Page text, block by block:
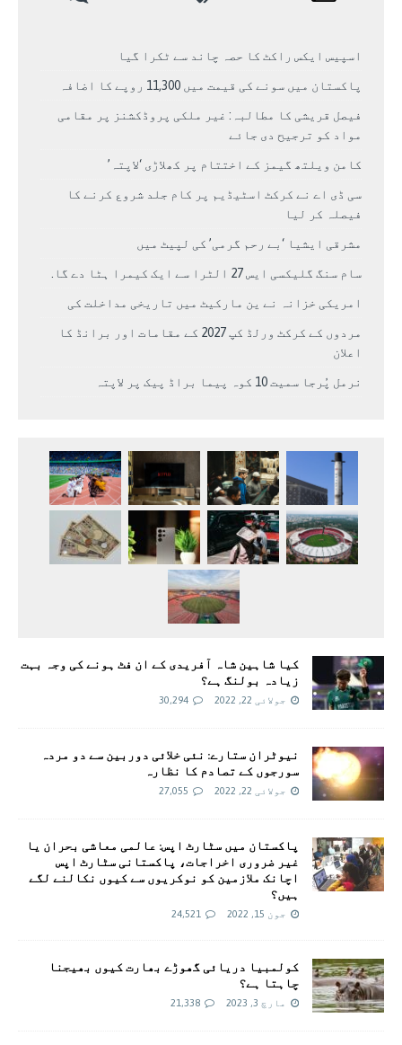
اسپیس ایکس راکٹ کا حصہ چاند سے ٹکرا گیا
پاکستان میں سونے کی قیمت میں 11,300 روپے کا اضافہ
فیصل قریشی کا مطالبہ: غیر ملکی پروڈکشنز پر مقامی
مواد کو ترجیح دی جائے
کامن ویلتھ گیمز کے اختتام پر کھلاڑی ‘لاپتہ’
سی ڈی اے نے کرکٹ اسٹیڈیم پر کام جلد شروع کرنے کا
فیصلہ کر لیا
مشرقی ایشیا ‘بے رحم گرمی’ کی لپیٹ میں
سام سنگ گلیکسی ایس 27 الٹرا سے ایک کیمرا ہٹا دے گا.
امریکی خزانہ نے ین مارکیٹ میں تاریخی مداخلت کی
مردوں کے کرکٹ ورلڈ کپ 2027 کے مقامات اور برانڈ کا
اعلان
نرمل پُرجا سمیت 10 کوہ پیما براڈ پیک پر لاپتہ
کیا شاہین شاہ آفریدی کے ان فٹ ہونے کی وجہ بہت
زیادہ بولنگ ہے؟
جولائی 22, 2022 30,294
نیوٹران ستارے: نئی خلائی دوربین سے دو مردہ
سورجوں کے تصادم کا نظارہ
جولائی 22, 2022 27,055
پاکستان میں سٹارٹ اپس: عالمی معاشی بحران یا
غیر ضروری اخراجات، پاکستانی سٹارٹ اپس
اچانک ملازمین کو نوکریوں سے کیوں نکالنے لگے
ہیں؟
جون 15, 2022 24,521
کولمبیا دریائی گھوڑے بھارت کیوں بھیجنا
چاہتا ہے؟
مارچ 3, 2023 21,338